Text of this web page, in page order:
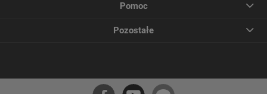
Pomoc
Pozostałe